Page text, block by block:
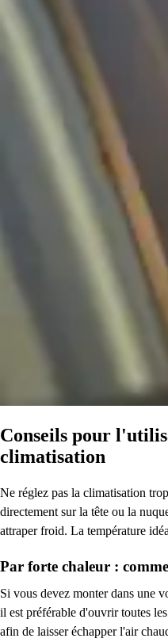
Conseils pour
climatisation
Ne réglez pas la climatisation
directement sur la tête ou la
attraper froid. La température
Par forte chaleur :
Si vous devez monter dans une
il est préférable d'ouvrir toutes
afin de laisser échapper l'air